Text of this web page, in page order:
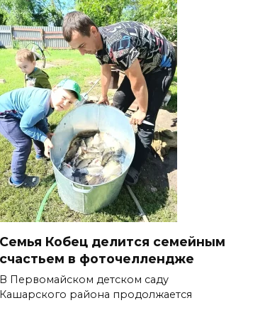
Семья Кобец делится семейным
счастьем в фоточеллендже
В Первомайском детском саду
Кашарского района продолжается